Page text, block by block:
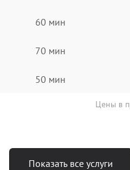
60 мин
70 мин
50 мин
Цены в
Показать все услуги